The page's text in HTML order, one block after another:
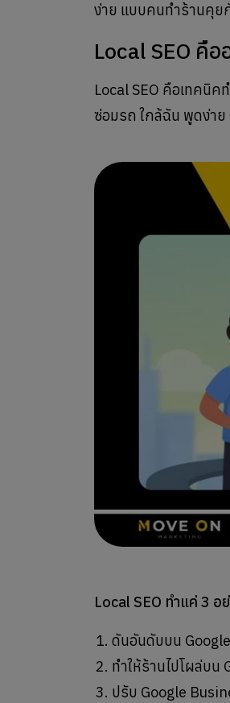
ง่าย แบบคนทำร้านคุย
Local SEO คือ
Local SEO คือเทคนิค
ซ่อมรถ ใกล้ฉัน พูดง่า
Local SEO ทำแค่ 3
ดันอันดับบน
ทำให้ร้านไปโผล่บน
ปรับ Google